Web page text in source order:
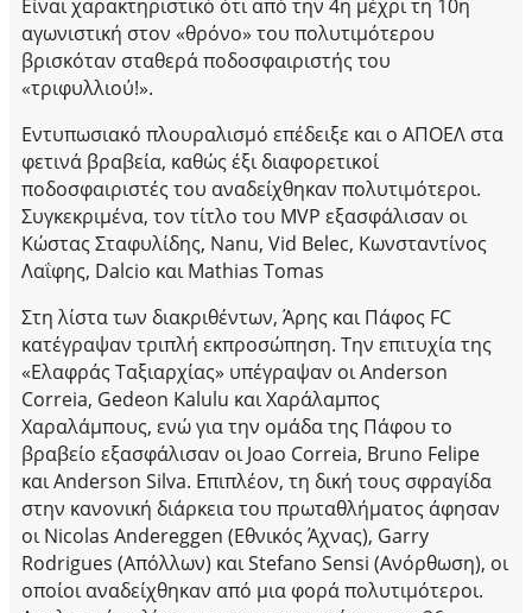
Είναι χαρακτηριστικό ότι από την 4η μέχρι τη 10η
αγωνιστική στον «θρόνο» του πολυτιμότερου
βρισκόταν σταθερά ποδοσφαιριστής του
«τριφυλλιού!».
Εντυπωσιακό πλουραλισμό επέδειξε και ο ΑΠΟΕΛ στα
φετινά βραβεία, καθώς έξι διαφορετικοί
ποδοσφαιριστές του αναδείχθηκαν πολυτιμότεροι.
Συγκεκριμένα, τον τίτλο του MVP εξασφάλισαν οι
Κώστας Σταφυλίδης, Nanu, Vid Belec, Κωνσταντίνος
Λαΐφης, Dalcio και Mathias Tomas
Στη λίστα των διακριθέντων, Άρης και Πάφος FC
κατέγραψαν τριπλή εκπροσώπηση. Την επιτυχία της
«Ελαφράς Ταξιαρχίας» υπέγραψαν οι Anderson
Correia, Gedeon Kalulu και Χαράλαμπος
Χαραλάμπους, ενώ για την ομάδα της Πάφου το
βραβείο εξασφάλισαν οι Joao Correia, Bruno Felipe
και Anderson Silva. Επιπλέον, τη δική τους σφραγίδα
στην κανονική διάρκεια του πρωταθλήματος άφησαν
οι Nicolas Andereggen (Εθνικός Άχνας), Garry
Rodrigues (Απόλλων) και Stefano Sensi (Ανόρθωση), οι
οποίοι αναδείχθηκαν από μια φορά πολυτιμότεροι.